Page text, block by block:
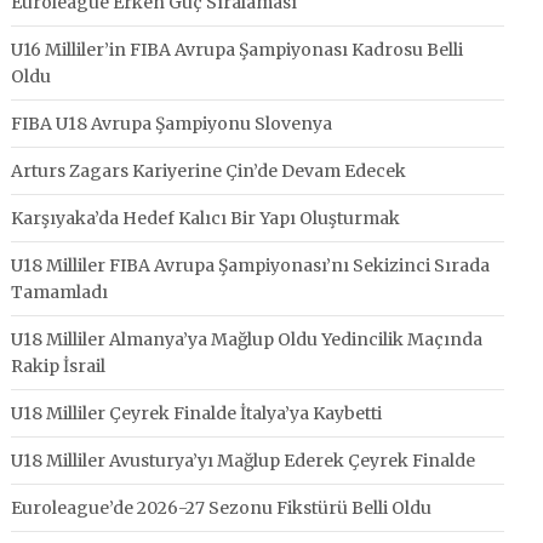
U16 Milliler’in FIBA Avrupa Şampiyonası Kadrosu Belli
Oldu
FIBA U18 Avrupa Şampiyonu Slovenya
Arturs Zagars Kariyerine Çin’de Devam Edecek
Karşıyaka’da Hedef Kalıcı Bir Yapı Oluşturmak
U18 Milliler FIBA Avrupa Şampiyonası’nı Sekizinci Sırada
Tamamladı
U18 Milliler Almanya’ya Mağlup Oldu Yedincilik Maçında
Rakip İsrail
U18 Milliler Çeyrek Finalde İtalya’ya Kaybetti
U18 Milliler Avusturya’yı Mağlup Ederek Çeyrek Finalde
Euroleague’de 2026-27 Sezonu Fikstürü Belli Oldu